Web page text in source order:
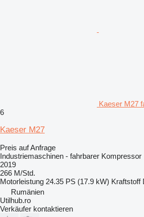
Kaeser M27
6
Kaeser M27
Preis auf Anfrage
Industriemaschinen - fahrbarer Kompressor
2019
266 M/Std.
Motorleistung 24.35 PS (17.9 kW) Kraftstoff
Rumänien
Utilhub.ro
Verkäufer kontaktieren